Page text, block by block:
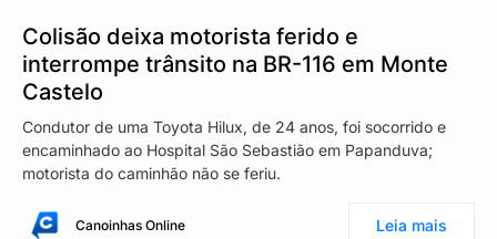
Colisão deixa motorista ferido e
interrompe trânsito na BR-116 em Monte
Castelo
Condutor de uma Toyota Hilux, de 24 anos, foi socorrido e
encaminhado ao Hospital São Sebastião em Papanduva;
motorista do caminhão não se feriu.
Canoinhas Online Leia mais